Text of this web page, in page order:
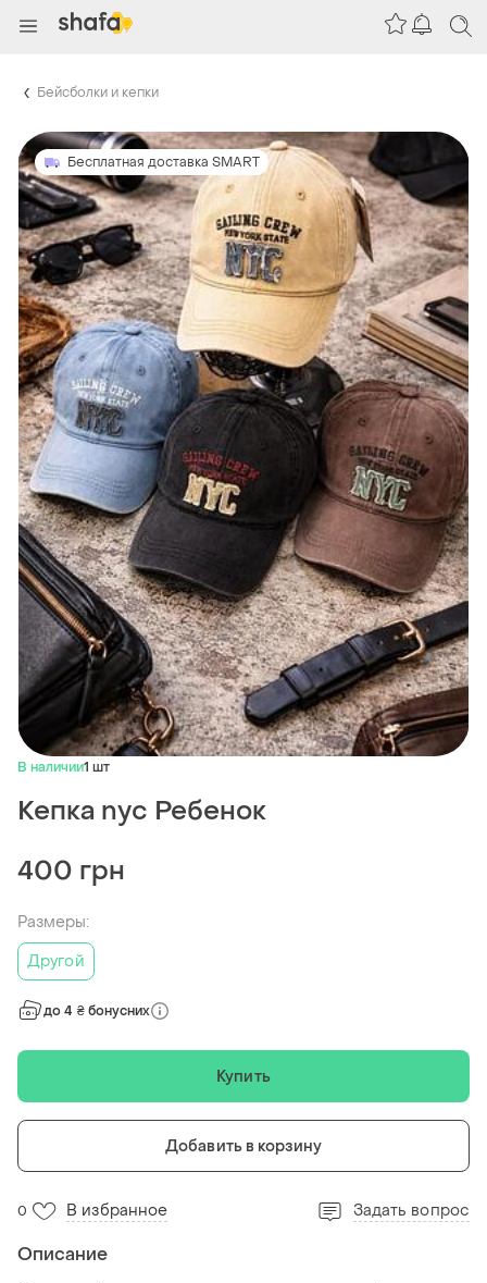
Бейсболки и кепки
Бесплатная доставка SMART
В наличии1 шт
Кепка nyc Ребенок
400 грн
Размеры:
Другой
до 4 ₴ бонусних
Купить
Добавить в корзину
0 В избранное Задать вопрос
Описание